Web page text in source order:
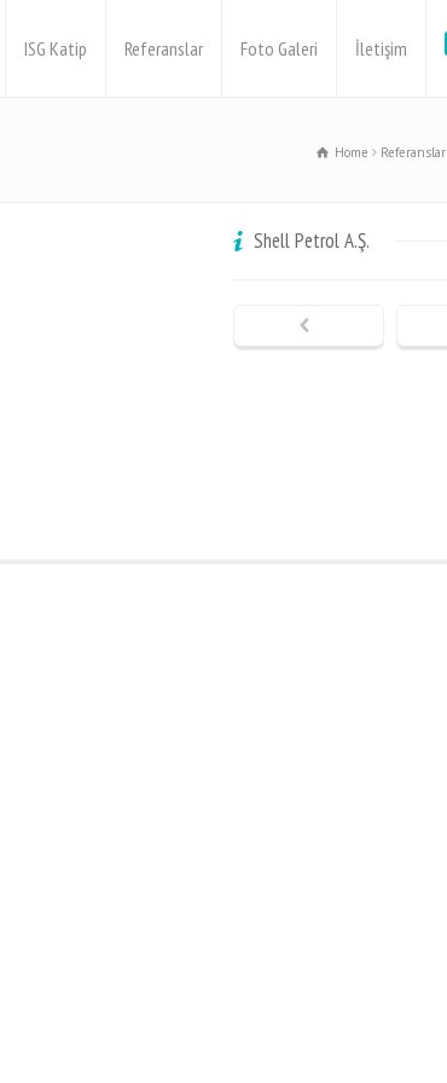
ISG Katip Referanslar Foto Galeri İletişim
Home Referanslar
Shell Petrol A.Ş.